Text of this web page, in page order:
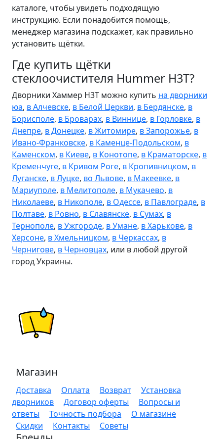
каталоге, чтобы увидеть подходящую
инструкцию. Если понадобится помощь,
менеджер магазина подскажет, как правильно
установить щётки.
Где купить щётки
стеклоочистителя Hummer H3T?
Дворники Хаммер Н3Т можно купить на дворники
юа, в Алчевске, в Белой Церкви, в Бердянске, в
Борисполе, в Броварах, в Виннице, в Горловке, в
Днепре, в Донецке, в Житомире, в Запорожье, в
Ивано-Франковске, в Каменце-Подольском, в
Каменском, в Киеве, в Конотопе, в Краматорске, в
Кременчуге, в Кривом Роге, в Кропивницком, в
Луганске, в Луцке, во Львове, в Макеевке, в
Мариуполе, в Мелитополе, в Мукачево, в
Николаеве, в Никополе, в Одессе, в Павлограде, в
Полтаве, в Ровно, в Славянске, в Сумах, в
Тернополе, в Ужгороде, в Умане, в Харькове, в
Херсоне, в Хмельницком, в Черкассах, в
Чернигове, в Черновцах, или в любой другой
город Украины.
Магазин
Доставка Оплата Возврат
Установка
дворников
Договор оферты
Вопросы и
ответы
Точность подбора
О магазине
Скидки
Контакты Советы